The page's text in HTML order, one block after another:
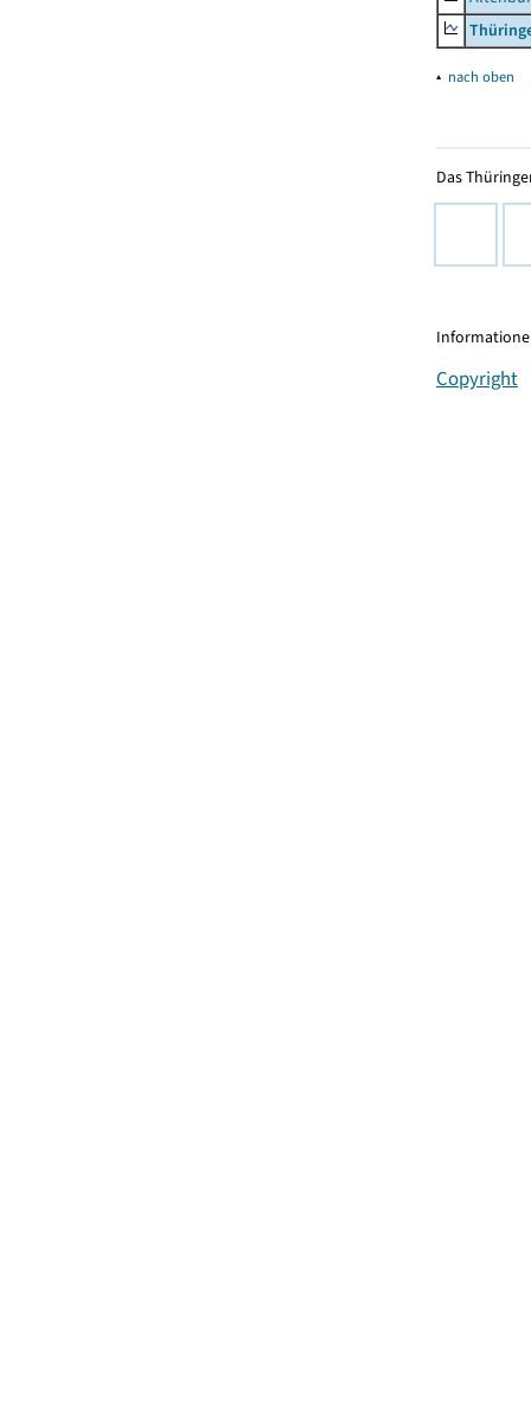
▴ nach oben
Das
Copyright